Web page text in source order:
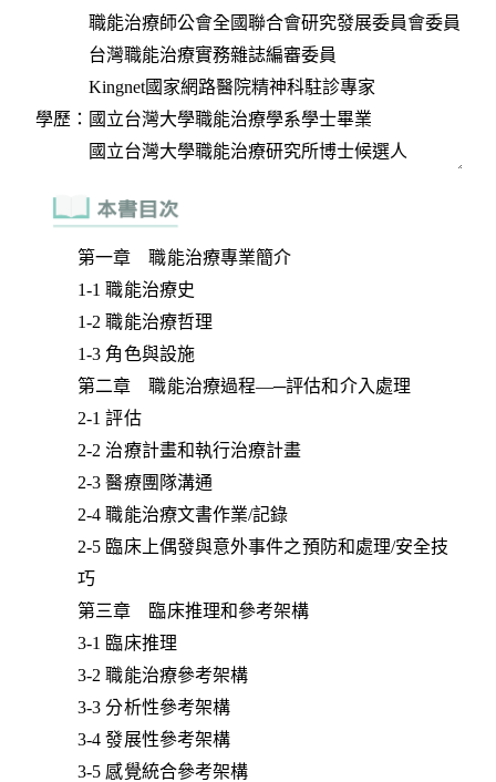
第一章 職能治療專業簡介
1-1 職能治療史
1-2 職能治療哲理
1-3 角色與設施
第二章 職能治療過程—─評估和介入處理
2-1 評估
2-2 治療計畫和執行治療計畫
2-3 醫療團隊溝通
2-4 職能治療文書作業/記錄
2-5 臨床上偶發與意外事件之預防和處理/安全技
巧
第三章 臨床推理和參考架構
3-1 臨床推理
3-2 職能治療參考架構
3-3 分析性參考架構
3-4 發展性參考架構
3-5 感覺統合參考架構